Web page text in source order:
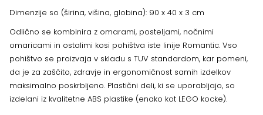
Dimenzije so (širina, višina, globina): 90 x 40 x 3 cm
Odlično se kombinira z omarami, posteljami, nočnimi
omaricami in ostalimi kosi pohištva iste linije Romantic. Vso
pohištvo se proizvaja v skladu s TUV standardom, kar pomeni,
da je za zaščito, zdravje in ergonomičnost samih izdelkov
maksimalno poskrbljeno. Plastični deli, ki se uporabljajo, so
izdelani iz kvalitetne ABS plastike (enako kot LEGO kocke).